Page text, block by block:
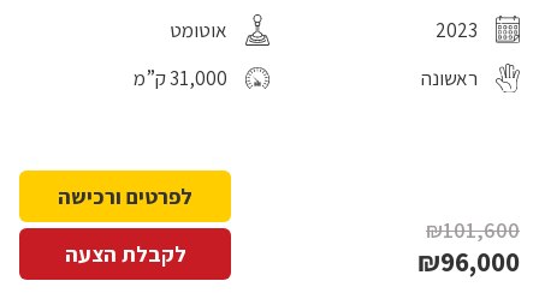
2023
אוטומט
ראשונה
31,000 ק”מ
₪101,600
₪96,000
לפרטים ורכישה
לקבלת הצעה